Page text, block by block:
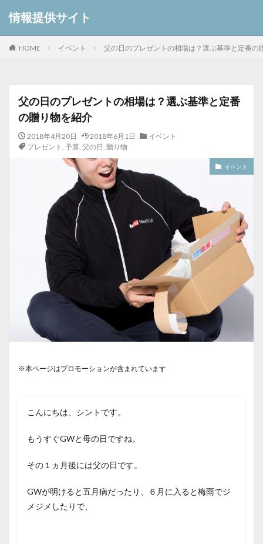
情報提供サイト
HOME イベント 父の日のプレゼントの相場は？選ぶ基準と定番の
父の日のプレゼントの相場は？選ぶ基準と定番
の贈り物を紹介
2018年4月20日 2018年6月1日
イベント
プレゼント , 予算, 父の日, 贈り物
イベント
※本ページはプロモーションが含まれています
こんにちは、シントです。
もうすぐGWと母の日ですね。
その１ヵ月後には父の日です。
GWが明けると五月病だったり、６月に入ると梅雨でジ
メジメしたりで、